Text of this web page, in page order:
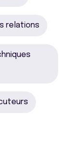
relations